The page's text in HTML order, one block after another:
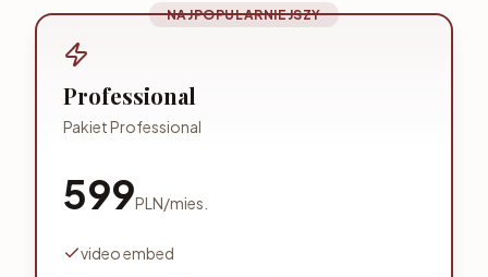
NAJPOPULARNIEJSZY
Professional
Pakiet Professional
599PLN/mies.
video embed